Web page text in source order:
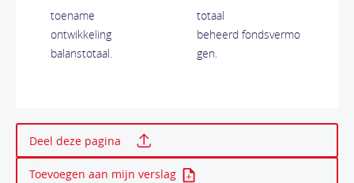
toename
ontwikkeling
balanstotaal.
totaal
beheerd fondsvermo
gen.
Deel deze pagina
Toevoegen aan mijn verslag